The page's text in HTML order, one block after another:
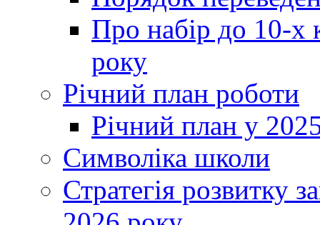
Про набір до 10-х
року
Річний план роботи
Річний план у
Символіка школи
Стратегія розвитку